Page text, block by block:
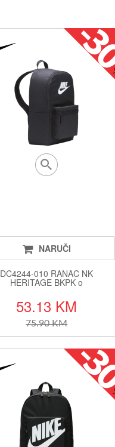
NARUČI
DC4244-010 RANAC NK
HERITAGE BKPK o
53.13 KM
75.90 KM